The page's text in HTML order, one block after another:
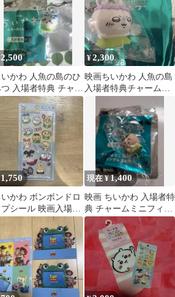
2,500
いかわ 人魚の島のひ
入場者特典 チャー
ミニフィギュア ハ
ワレ
¥2,300
映画ちいかわ 人魚の島
入場者特典チャームミ
1,750
いかわ ボンボンドロ
プシール 映画入場者
現在 ¥1,400
映画 ちいかわ 入場者特
典 チャームミニフィギ
ュア くりまんじゅう